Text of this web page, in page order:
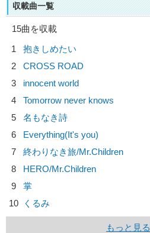
収載曲一覧
15曲を収載
1
抱きしめたい
2
CROSS ROAD
3
innocent world
4
Tomorrow never knows
5
名もなき詩
6
Everything(It's you)
7
終わりなき旅/Mr.Children
8
HERO/Mr.Children
9
掌
10
くるみ
もっと見る